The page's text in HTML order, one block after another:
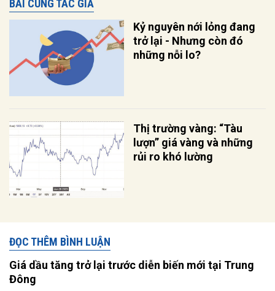
BÀI CÙNG TÁC GIẢ
Kỷ nguyên nới lỏng đang
trở lại - Nhưng còn đó
những nỗi lo?
Thị trường vàng: “Tàu
lượn” giá vàng và những
rủi ro khó lường
ĐỌC THÊM BÌNH LUẬN
Giá dầu tăng trở lại trước diễn biến mới tại Trung
Đông